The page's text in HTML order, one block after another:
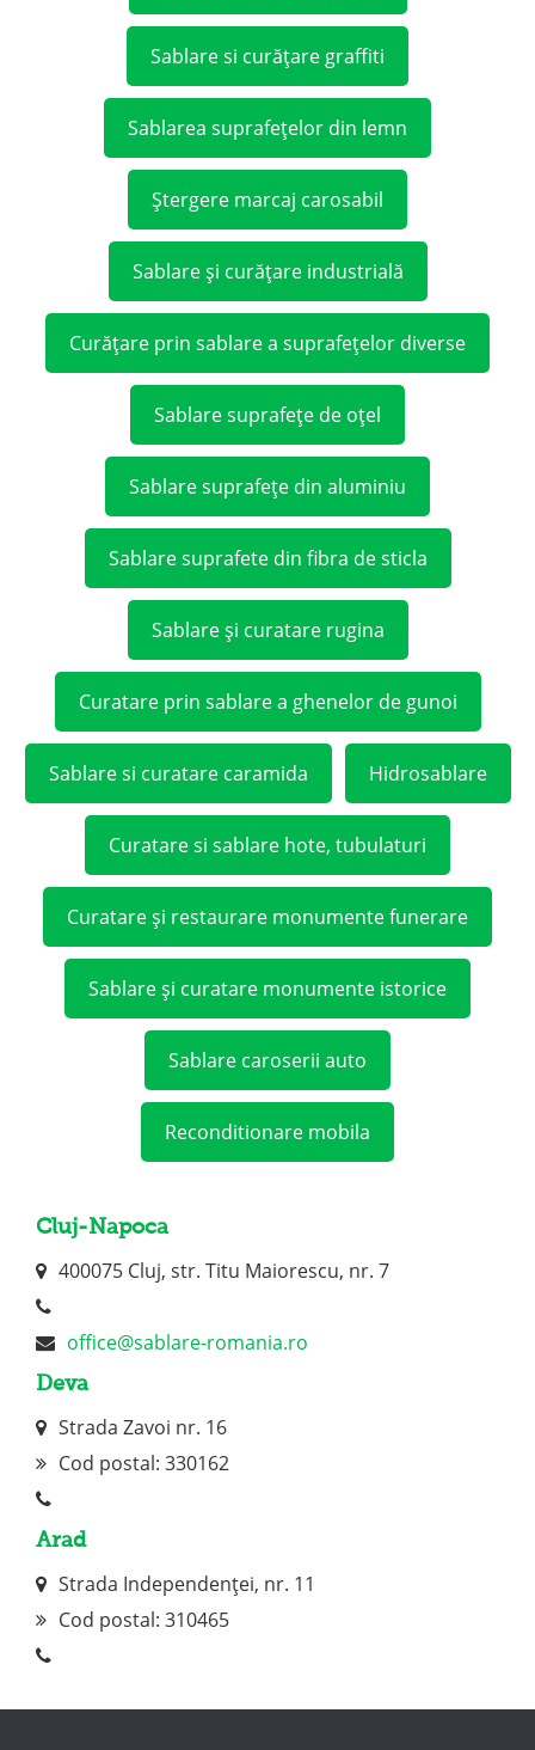
Sablare si curățare graffiti
Sablarea suprafețelor din lemn
Ștergere marcaj carosabil
Sablare și curățare industrială
Curățare prin sablare a suprafețelor diverse
Sablare suprafețe de oțel
Sablare suprafețe din aluminiu
Sablare suprafete din fibra de sticla
Sablare și curatare rugina
Curatare prin sablare a ghenelor de gunoi
Sablare si curatare caramida Hidrosablare
Curatare si sablare hote, tubulaturi
Curatare și restaurare monumente funerare
Sablare și curatare monumente istorice
Sablare caroserii auto
Reconditionare mobila
Cluj-Napoca
400075 Cluj, str. Titu Maiorescu, nr. 7
office@sablare-romania.ro
Deva
Strada Zavoi nr. 16
Cod postal: 330162
Arad
Strada Independenței, nr. 11
Cod postal: 310465